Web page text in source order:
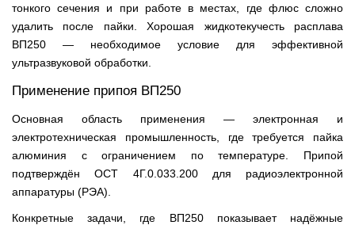
тонкого сечения и при работе в местах, где флюс сложно
удалить после пайки. Хорошая жидкотекучесть расплава
ВП250 — необходимое условие для эффективной
ультразвуковой обработки.
Применение припоя ВП250
Основная область применения — электронная и
электротехническая промышленность, где требуется пайка
алюминия с ограничением по температуре. Припой
подтверждён ОСТ 4Г.0.033.200 для радиоэлектронной
аппаратуры (РЭА).
Конкретные задачи, где ВП250 показывает надёжные